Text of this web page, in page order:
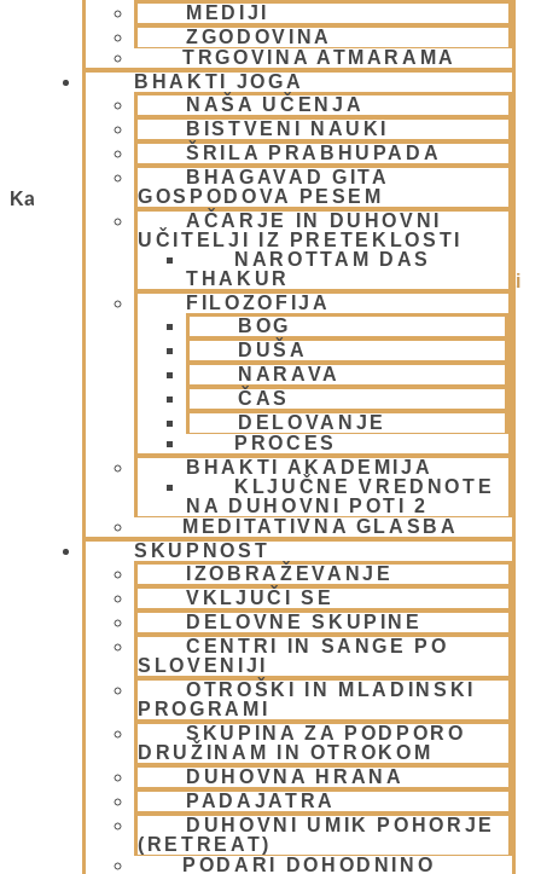
MEDIJI
ZGODOVINA
TRGOVINA ATMARAMA
BHAKTI JOGA
NAŠA UČENJA
BISTVENI NAUKI
ŠRILA PRABHUPADA
BHAGAVAD GITA
GOSPODOVA PESEM
AČARJE IN DUHOVNI
UČITELJI IZ PRETEKLOSTI
NAROTTAM DAS
THAKUR
FILOZOFIJA
BOG
DUŠA
NARAVA
ČAS
DELOVANJE
PROCES
BHAKTI AKADEMIJA
KLJUČNE VREDNOTE
NA DUHOVNI POTI 2
MEDITATIVNA GLASBA
SKUPNOST
IZOBRAŽEVANJE
VKLJUČI SE
DELOVNE SKUPINE
CENTRI IN SANGE PO
SLOVENIJI
OTROŠKI IN MLADINSKI
PROGRAMI
SKUPINA ZA PODPORO
DRUŽINAM IN OTROKOM
DUHOVNA HRANA
PADAJATRA
DUHOVNI UMIK POHORJE
(RETREAT)
PODARI DOHODNINO
FOTOREPORTAŽA – Praznovanje
Krišnovega rojstnega dne 2008
28 avgusta, 2008
Preberi več »
Kategorije
Ačarje v sampradaji – duhovni učitelji iz preteklosti
(1)
Bog, živo bitje in narava(17)
Centri, Nama hatte in sange po Sloveniji(1)
Duhovni učitelj – Šrila Prabhupada(9)
Duhovni umik(1)
FESTIVALI(10)
Gita mahatmja(3)
Glasba
(2)
Gledališke igre(1)
Intervjuji (8)
Iskcon po svetu (2)
Jatra Javornik 2008(1)
(4)
Karma, reinkarnacija in bhakti(8)
Krišna – vrhovna božanska oseba(7)
KRIŠNA BAZAR(1)
Krišnove inkarnacije(11)
Meditacija(9)
MORALA IN ETIKA(5)